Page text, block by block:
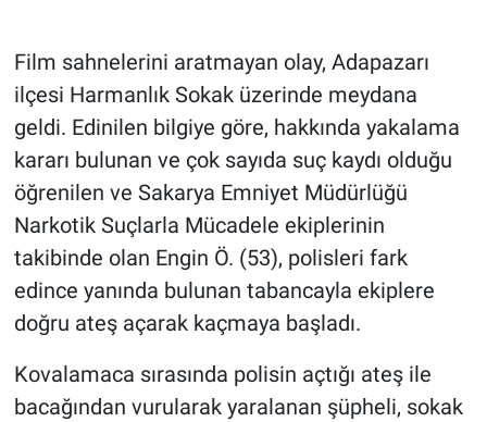
Film sahnelerini aratmayan olay, Adapazarı
ilçesi Harmanlık Sokak üzerinde meydana
geldi. Edinilen bilgiye göre, hakkında yakalama
kararı bulunan ve çok sayıda suç kaydı olduğu
öğrenilen ve Sakarya Emniyet Müdürlüğü
Narkotik Suçlarla Mücadele ekiplerinin
takibinde olan Engin Ö. (53), polisleri fark
edince yanında bulunan tabancayla ekiplere
doğru ateş açarak kaçmaya başladı.
Kovalamaca sırasında polisin açtığı ateş ile
bacağından vurularak yaralanan şüpheli, sokak
Gündem Özel
Günün görüntüsü
Haber
İlan
Kimdir
Koronavirüs